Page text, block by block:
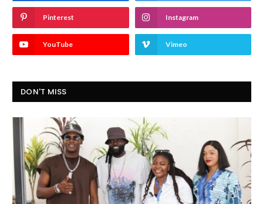
Pinterest Instagram
YouTube Vimeo
DON'T MISS